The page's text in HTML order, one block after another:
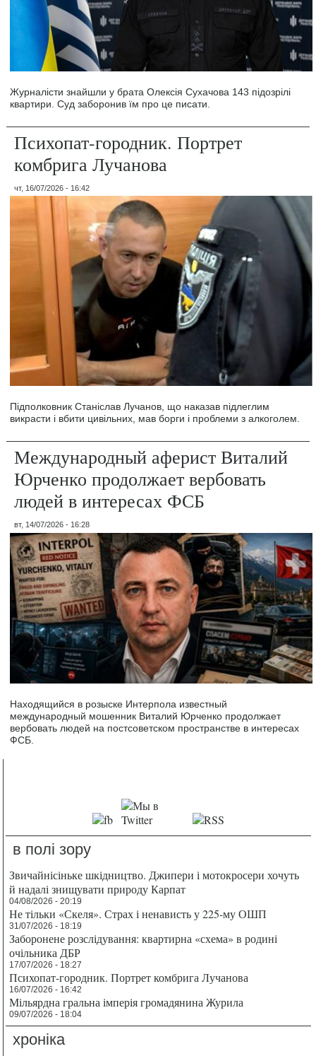
Журналісти знайшли у брата Олексія Сухачова 143 підозрілі
квартири. Суд заборонив їм про це писати.
Психопат-городник. Портрет
комбрига Лучанова
чт, 16/07/2026 - 16:42
Підполковник Станіслав Лучанов, що наказав підлеглим
викрасти і вбити цивільних, мав борги і проблеми з алкоголем.
Международный аферист Виталий
Юрченко продолжает вербовать
людей в интересах ФСБ
вт, 14/07/2026 - 16:28
Находящийся в розыске Интерпола известный
международный мошенник Виталий Юрченко продолжает
вербовать людей на постсоветском пространстве в интересах
ФСБ.
в полі зору
Звичайнісіньке шкідництво. Джипери і мотокросери хочуть
й надалі знищувати природу Карпат
04/08/2026 - 20:19
Не тільки «Скеля». Страх і ненависть у 225-му ОШП
31/07/2026 - 18:19
Заборонене розслідування: квартирна «схема» в родині
очільника ДБР
17/07/2026 - 18:27
Психопат-городник. Портрет комбрига Лучанова
16/07/2026 - 16:42
Мільярдна гральна імперія громадянина Журила
09/07/2026 - 18:04
хроніка